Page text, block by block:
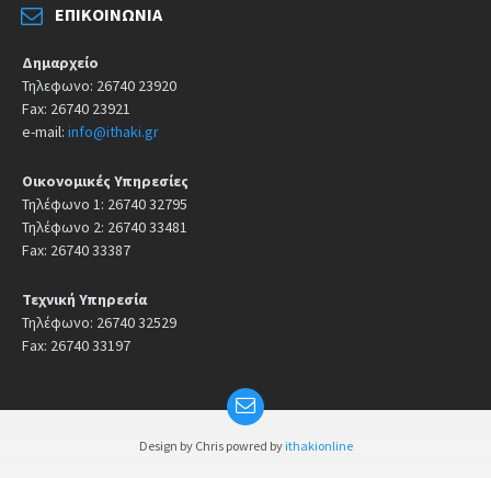
ΕΠΙΚΟΙΝΩΝΊΑ
Δημαρχείο
Τηλεφωνο: 26740 23920
Fax: 26740 23921
e-mail: info@ithaki.gr
Οικονομικές Υπηρεσίες
Τηλέφωνο 1: 26740 32795
Τηλέφωνο 2: 26740 33481
Fax: 26740 33387
Τεχνική Υπηρεσία
Τηλέφωνο: 26740 32529
Fax: 26740 33197
Design by Chris powred by ithakionline